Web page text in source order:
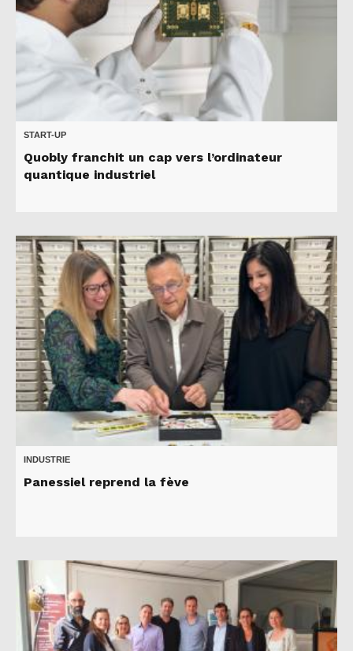
START-UP
Quobly franchit un cap vers l’ordinateur
quantique industriel
INDUSTRIE
Panessiel reprend la fève